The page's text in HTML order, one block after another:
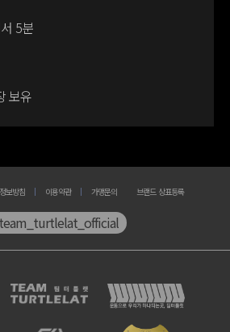
5분
보유
보방침 이용약관 가맹문의 브랜드 상표등록
team_turtlelat_official